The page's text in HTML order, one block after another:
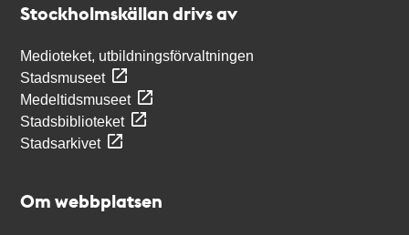
Stockholmskällan drivs av
Medioteket, utbildningsförvaltningen
Stadsmuseet
Medeltidsmuseet
Stadsbiblioteket
Stadsarkivet
Om webbplatsen